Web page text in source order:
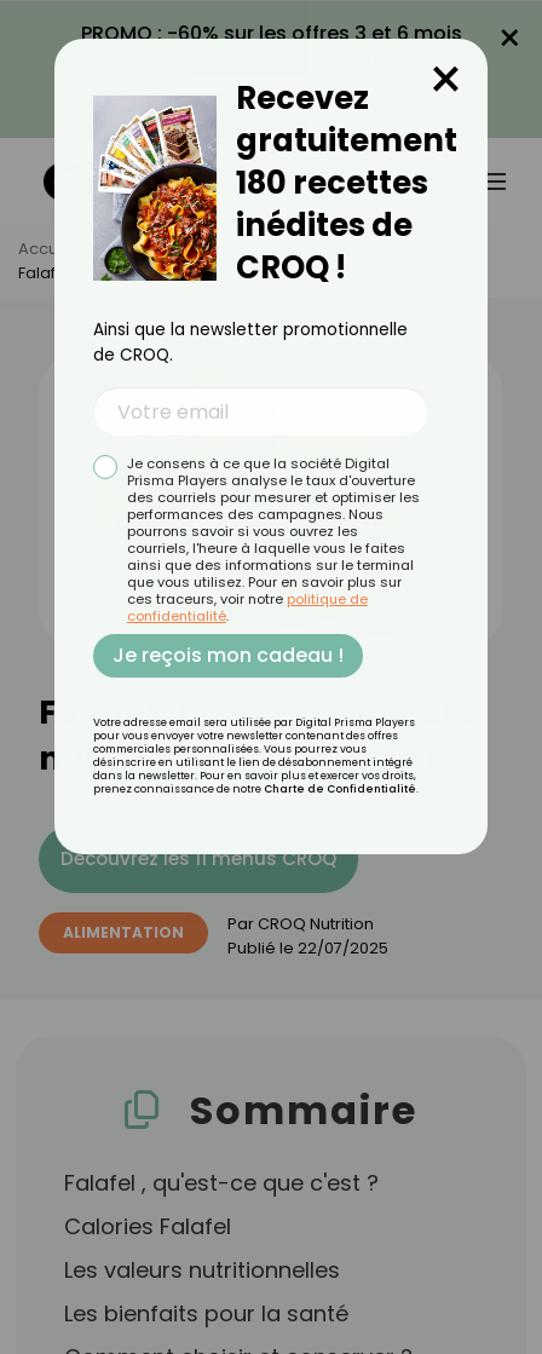
PROMO : -60% sur les offres 3 et 6 mois
VOIR LA PROMO
×
Accueil Actus
Alimentation
Falafel : Bienfaits, Valeurs Nutritionnelles Et Recettes
Falafel : bienfaits, valeurs
nutritionnelles et recettes
Découvrez les 11 menus CROQ
ALIMENTATION Par CROQ Nutrition
Publié le 22/07/2025
Sommaire
Falafel , qu'est-ce que c'est ?
Calories Falafel
Les valeurs nutritionnelles
Les bienfaits pour la santé
Recevez
gratuitement
180 recettes
inédites de
CROQ !
×
Ainsi que la newsletter promotionnelle
de CROQ.
Je consens à ce que la société Digital
Prisma Players analyse le taux d'ouverture
des courriels pour mesurer et optimiser les
performances des campagnes. Nous
pourrons savoir si vous ouvrez les
courriels, l'heure à laquelle vous le faites
ainsi que des informations sur le terminal
que vous utilisez. Pour en savoir plus sur
ces traceurs, voir notre politique de
confidentialité.
Je reçois mon cadeau !
Votre adresse email sera utilisée par Digital Prisma Players
pour vous envoyer votre newsletter contenant des offres
commerciales personnalisées. Vous pourrez vous
désinscrire en utilisant le lien de désabonnement intégré
dans la newsletter. Pour en savoir plus et exercer vos droits,
prenez connaissance de notre Charte de Confidentialité.